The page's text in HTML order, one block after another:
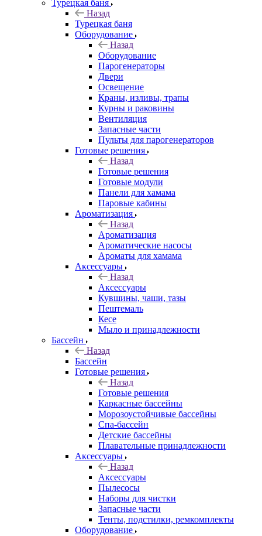
Турецкая баня
Назад
Турецкая баня
Оборудование
Назад
Оборудование
Парогенераторы
Двери
Освещение
Краны, изливы, трапы
Курны и раковины
Вентиляция
Запасные части
Пульты для парогенераторов
Готовые решения
Назад
Готовые решения
Готовые модули
Панели для хамама
Паровые кабины
Ароматизация
Назад
Ароматизация
Ароматические насосы
Ароматы для хамама
Аксессуары
Назад
Аксессуары
Кувшины, чаши, тазы
Пештемаль
Кесе
Мыло и принадлежности
Бассейн
Назад
Бассейн
Готовые решения
Назад
Готовые решения
Каркасные бассейны
Морозоустойчивые бассейны
Спа-бассейн
Детские бассейны
Плавательные принадлежности
Аксессуары
Назад
Аксессуары
Пылесосы
Наборы для чистки
Запасные части
Тенты, подстилки, ремкомплекты
Оборудование